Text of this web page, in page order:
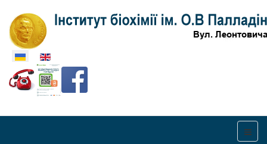
Оберіть свою мову